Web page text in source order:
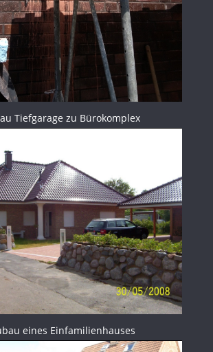
Tiefgarage zu Bürokomplex
eines Einfamilienhauses